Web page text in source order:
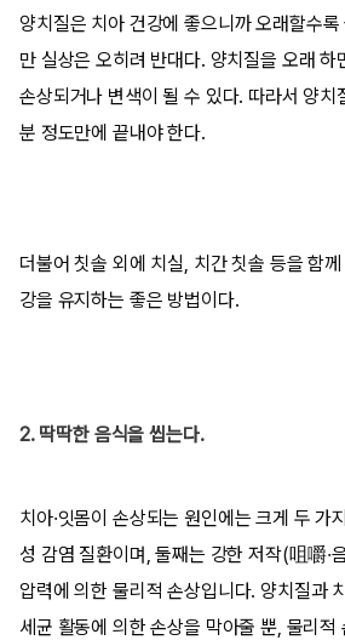
양치질은 치아 건강에 좋으니까 오래할수
만 실상은 오히려 반대다. 양치질을 오래 하
손상되거나 변색이 될 수 있다. 따라서 양치
분 정도만에 끝내야 한다.
더불어 칫솔 외에 치실, 치간 칫솔 등을 함
강을 유지하는 좋은 방법이다.
2. 딱딱한 음식을 씹는다.
치아·잇몸이 손상되는 원인에는 크게 두 가
성 감염 질환이며, 둘째는 강한 저작(咀嚼·
압력에 의한 물리적 손상입니다. 양치질과
세균 활동에 의한 손상을 막아줄 뿐, 물리적